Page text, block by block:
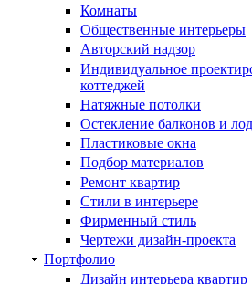
Комнаты
Общественные интерьеры
Авторский надзор
Индивидуальное
коттеджей
Натяжные потолки
Остекление балконов и
Пластиковые окна
Подбор материалов
Ремонт квартир
Стили в интерьере
Фирменный стиль
Чертежи дизайн-проекта
Портфолио
Дизайн интерьера квартир